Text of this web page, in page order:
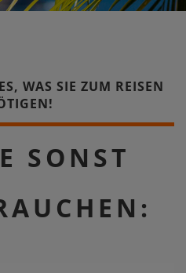
WAS SIE ZUM REISEN
SONST